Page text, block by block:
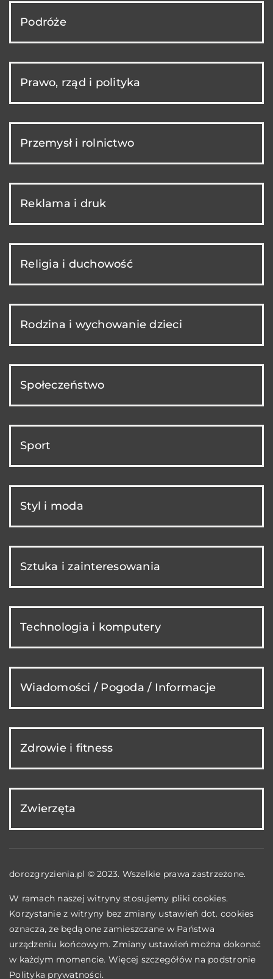
Podróże
Prawo, rząd i polityka
Przemysł i rolnictwo
Reklama i druk
Religia i duchowość
Rodzina i wychowanie dzieci
Społeczeństwo
Sport
Styl i moda
Sztuka i zainteresowania
Technologia i komputery
Wiadomości / Pogoda / Informacje
Zdrowie i fitness
Zwierzęta
dorozgryzienia.pl © 2023. Wszelkie prawa zastrzeżone.
W ramach naszej witryny stosujemy pliki cookies.
Korzystanie z witryny bez zmiany ustawień dot. cookies
oznacza, że będą one zamieszczane w Państwa
urządzeniu końcowym. Zmiany ustawień można dokonać
w każdym momencie. Więcej szczegółów na podstronie
Polityka prywatności.